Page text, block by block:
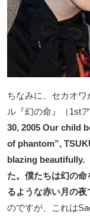
ちなみに、セカオ
ル『幻の命』（1st
30, 2005 Our child
of phantom”,
blazing beautifully.
た。僕たちは幻の命
るような赤い月の夜
のですが、これは